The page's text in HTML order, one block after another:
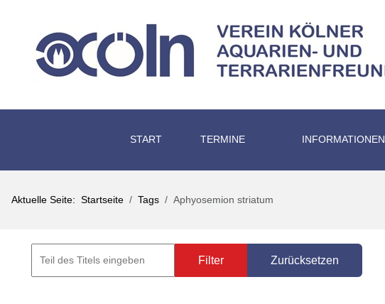
START TERMINE INFORMATIONEN
Aktuelle Seite: Startseite Tags Aphyosemion striatum
Filter Zurücksetzen